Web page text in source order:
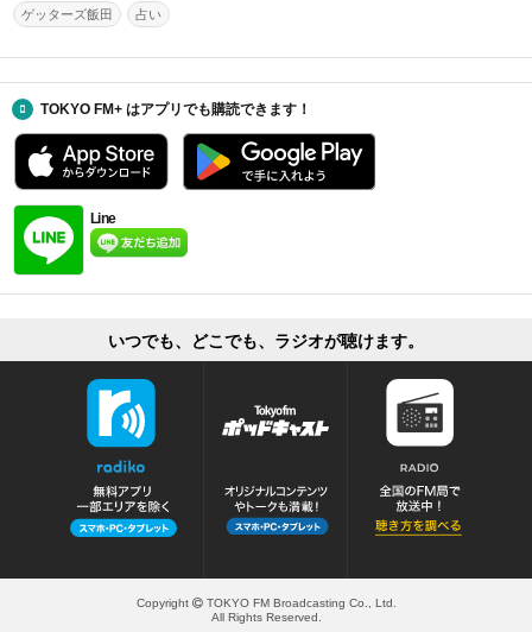
ゲッターズ飯田 占い
TOKYO FM+ はアプリでも購読できます！
Line
いつでも、どこでも、ラジオが聴けます。
Copyright
TOKYO FM Broadcasting Co., Ltd.
All Rights Reserved.